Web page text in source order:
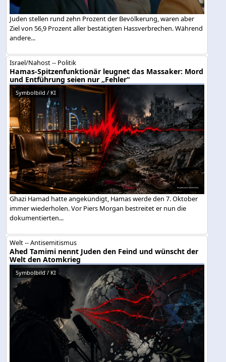
Juden stellen rund zehn Prozent der Bevölkerung, waren aber
Ziel von 56,9 Prozent aller bestätigten Hassverbrechen. Während
andere...
Israel/Nahost -- Politik
Hamas-Spitzenfunktionär leugnet das Massaker: Mord
und Entführung seien nur „Fehler“
Symbolbild / KI
Ghazi Hamad hatte angekündigt, Hamas werde den 7. Oktober
immer wiederholen. Vor Piers Morgan bestreitet er nun die
dokumentierten...
Welt -- Antisemitismus
Ahed Tamimi nennt Juden den Feind und wünscht der
Welt den Atomkrieg
Symbolbild / KI